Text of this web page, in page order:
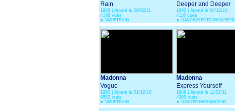
Rain
1993 | Ajouté le 06/02/11
4166 vues
► VARIETES 90
Deeper and Deeper
1992 | Ajouté le 04/12/10
4116 vues
► DANCE/ELECTRO/HOUSE 90
Madonna
Vogue
1990 | Ajouté le 01/12/10
9553 vues
► VARIETES 90
Madonna
Express Yourself
1989 | Ajouté le 11/02/11
4305 vues
► DISCO/FUNK/DANCE 80